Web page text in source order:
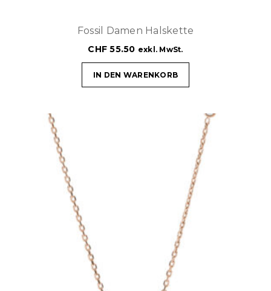
Fossil Damen Halskette
CHF 55.50 exkl. MwSt.
IN DEN WARENKORB